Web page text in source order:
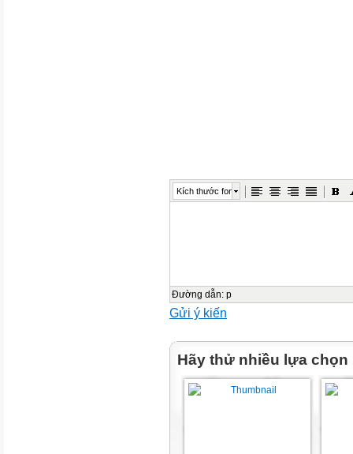
Kích thước font
Đường dẫn: p
Gửi ý kiến
Hãy thử nhiều lựa chọn